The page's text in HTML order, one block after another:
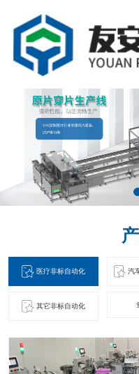
医疗非标自动化 汽
其它非标自动化